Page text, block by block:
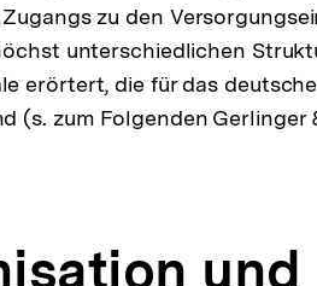
zu den
unterschiedlichen
erörtert, die für das deutsche
(s. zum Folgenden Gerlinger
und